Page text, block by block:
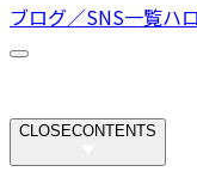
ブログ／SNS一覧ハ
CLOSECONTENTS